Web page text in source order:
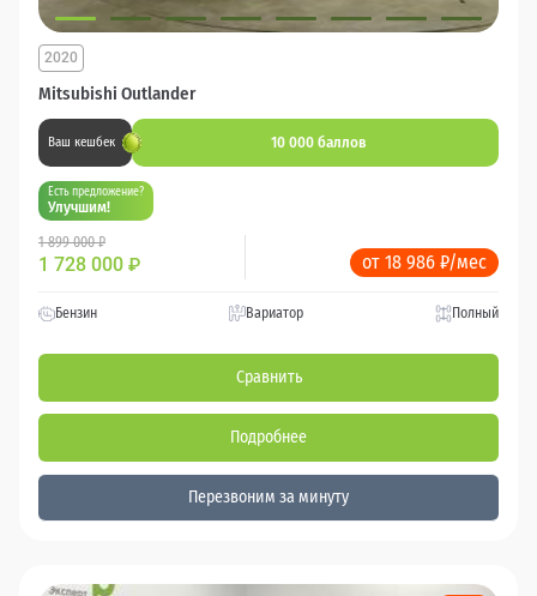
Mitsubishi Outlander
2020
Ваш кешбек 10 000 баллов
Есть предложение?
Улучшим!
1 899 000 ₽
1 728 000 ₽ от 18 986 ₽/мес
Бензин Вариатор Полный
Сравнить
Подробнее
Перезвоним за минуту